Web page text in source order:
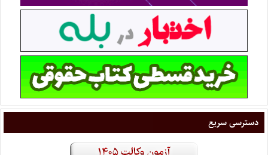
دسترسی سریع